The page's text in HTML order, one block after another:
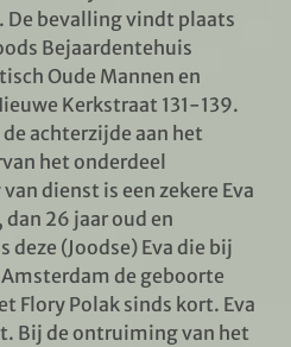
De bevalling vindt plaats
Bejaardentehuis
Oude Mannen en
Kerkstraat 131-139.
achterzijde aan het
het onderdeel
dienst is een zekere Eva
26 jaar oud en
(Joodse) Eva die bij
de geboorte
Flory Polak sinds kort. Eva
Bij de ontruiming van het